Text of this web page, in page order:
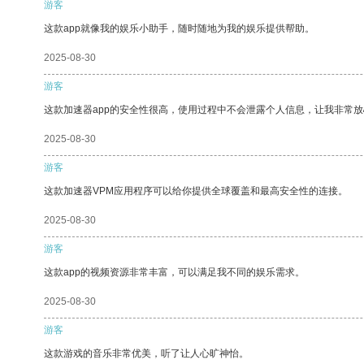
游客
这款app就像我的娱乐小助手，随时随地为我的娱乐提供帮助。
2025-08-30
游客
这款加速器app的安全性很高，使用过程中不会泄露个人信息，让我非常
2025-08-30
游客
这款加速器VPM应用程序可以给你提供全球覆盖和最高安全性的连接。
2025-08-30
游客
这款app的视频资源非常丰富，可以满足我不同的娱乐需求。
2025-08-30
游客
这款游戏的音乐非常优美，听了让人心旷神怡。